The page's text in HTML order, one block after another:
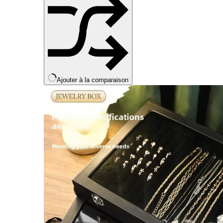
produit
Ajouter à la comparaison